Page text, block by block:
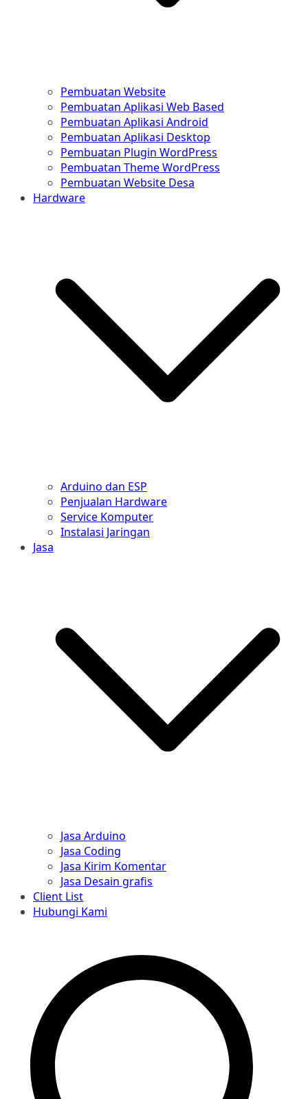
Pembuatan Website
Pembuatan Aplikasi Web Based
Pembuatan Aplikasi Android
Pembuatan Aplikasi Desktop
Pembuatan Plugin WordPress
Pembuatan Theme WordPress
Pembuatan Website Desa
Hardware
Arduino dan ESP
Penjualan Hardware
Service Komputer
Instalasi Jaringan
Jasa
Jasa Arduino
Jasa Coding
Jasa Kirim Komentar
Jasa Desain grafis
Client List
Hubungi Kami